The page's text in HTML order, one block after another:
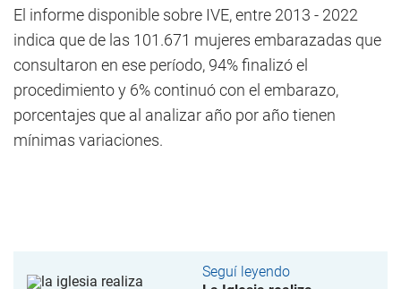
El informe disponible sobre IVE, entre 2013 - 2022
indica que de las 101.671 mujeres embarazadas que
consultaron en ese período, 94% finalizó el
procedimiento y 6% continuó con el embarazo,
porcentajes que al analizar año por año tienen
mínimas variaciones.
Seguí leyendo